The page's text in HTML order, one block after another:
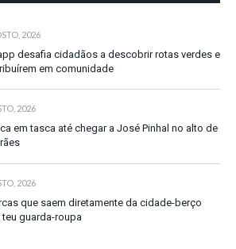
2026
desafia cidadãos a descobrir rotas verdes e
em comunidade
2026
em tasca até chegar a José Pinhal no alto de
2026
que saem diretamente da cidade-berço
teu guarda-roupa